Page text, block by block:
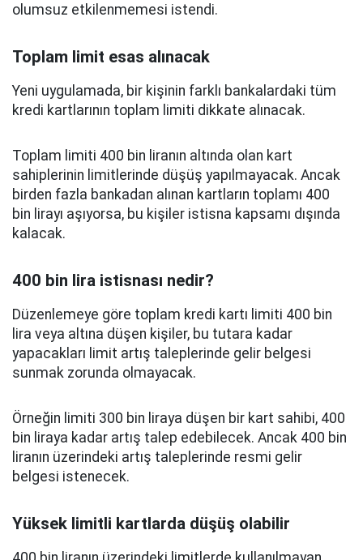
olumsuz etkilenmemesi istendi.
Toplam limit esas alınacak
Yeni uygulamada, bir kişinin farklı bankalardaki tüm
kredi kartlarının toplam limiti dikkate alınacak.
Toplam limiti 400 bin liranın altında olan kart
sahiplerinin limitlerinde düşüş yapılmayacak. Ancak
birden fazla bankadan alınan kartların toplamı 400
bin lirayı aşıyorsa, bu kişiler istisna kapsamı dışında
kalacak.
400 bin lira istisnası nedir?
Düzenlemeye göre toplam kredi kartı limiti 400 bin
lira veya altına düşen kişiler, bu tutara kadar
yapacakları limit artış taleplerinde gelir belgesi
sunmak zorunda olmayacak.
Örneğin limiti 300 bin liraya düşen bir kart sahibi, 400
bin liraya kadar artış talep edebilecek. Ancak 400 bin
liranın üzerindeki artış taleplerinde resmi gelir
belgesi istenecek.
Yüksek limitli kartlarda düşüş olabilir